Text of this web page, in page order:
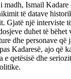
madh, Ismail Kadare
të datave
Gjatë një interviste
duhet të
dhe personave që
Kadaresë, ajo që
e qetësisë dhe